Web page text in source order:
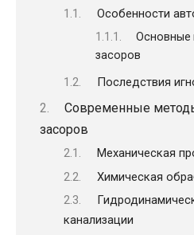
Особенности
Основные
засоров
Последствия
Современные
засоров
Механическая
Химическая
канализации